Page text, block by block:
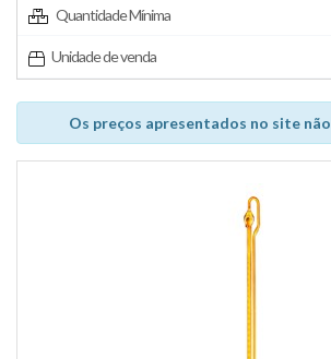
Quantidade Mínima
Unidade de venda
Os preços apresentados no site